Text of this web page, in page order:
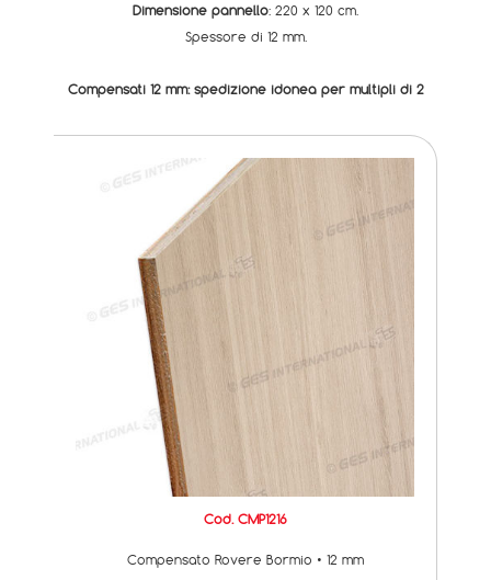
Dimensione pannello: 220 x 120 cm.
Spessore di 12 mm.
Compensati 12 mm: spedizione idonea per multipli di 2
Cod. CMP1216
Compensato Rovere Bormio • 12 mm